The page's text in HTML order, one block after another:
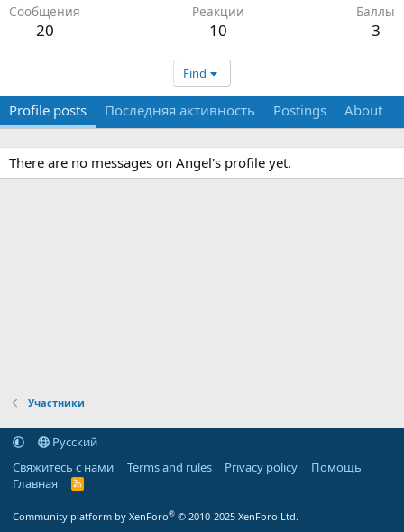
Сообщения
20
Реакции
10
Баллы
3
Find
Profile posts Последняя активность Postings About
There are no messages on Angel's profile yet.
Участники
Русский
Свяжитесь с нами
Terms and rules Privacy policy
Помощь
Главная
R
Community platform by XenForo® © 2010-2025 XenForo Ltd.